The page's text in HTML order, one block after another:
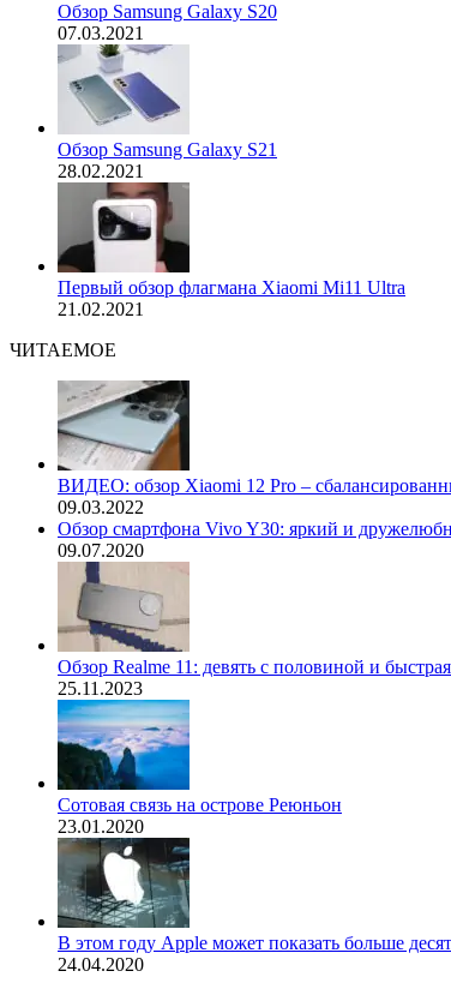
Обзор Samsung Galaxy S20
07.03.2021
Обзор Samsung Galaxy S21
28.02.2021
Первый обзор флагмана Xiaomi Mi11 Ultra
21.02.2021
ЧИТАЕМОЕ
ВИДЕО: обзор Xiaomi 12 Pro –
09.03.2022
Обзор смартфона Vivo Y30: яркий и
09.07.2020
Обзор Realme 11: девять с половиной и быстрая
25.11.2023
Сотовая связь на острове Реюньон
23.01.2020
В этом году Apple может показать больше
24.04.2020